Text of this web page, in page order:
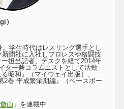
）
学生時代はレスリング選手とし
聞社に入社しプロレスや格闘技
担当記者、デスクを経て2014年
ター兼コラムニストとして活動
昭和』（マイウェイ出版）、
2巻 平成繁栄期編』（ベースボー
山 」を連載中